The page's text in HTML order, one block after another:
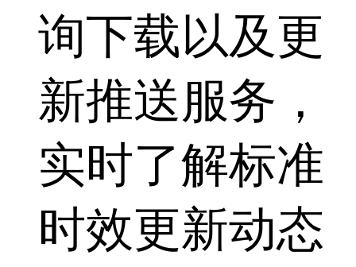
询下载以及更
新推送服务，
实时了解标准
时效更新动态